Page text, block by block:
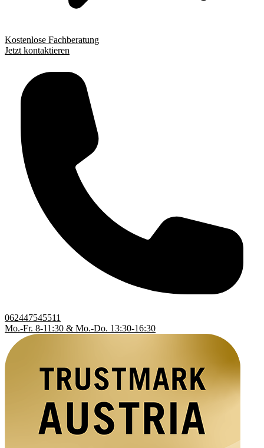
Kostenlose Fachberatung
Jetzt kontaktieren
062447545511
Mo.-Fr. 8-11:30 & Mo.-Do. 13:30-16:30